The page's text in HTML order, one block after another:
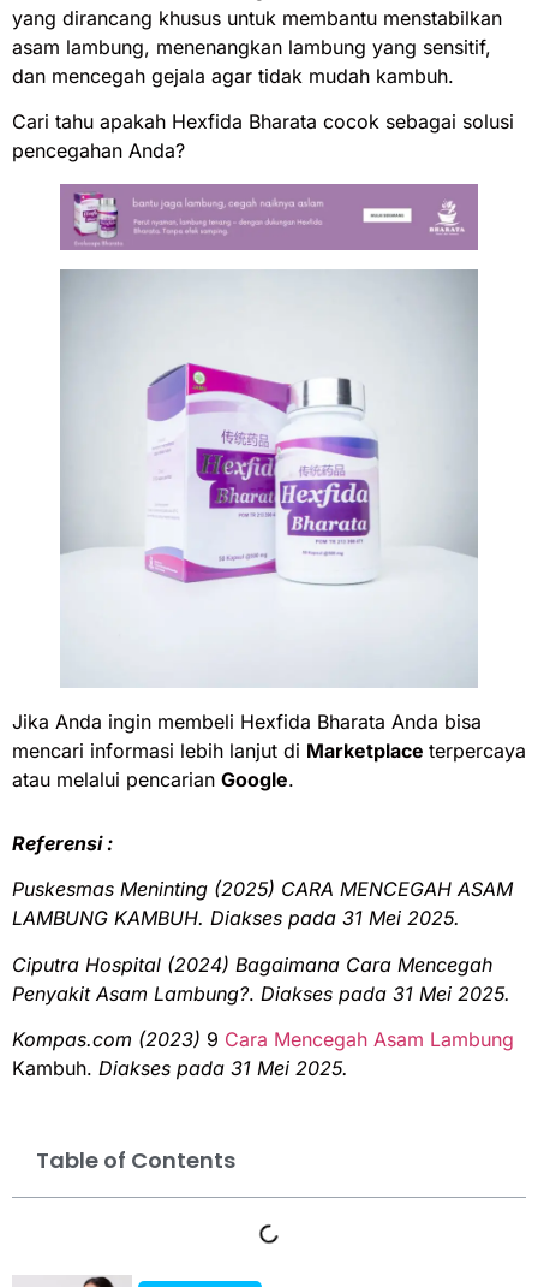
yang dirancang khusus untuk membantu menstabilkan
asam lambung, menenangkan lambung yang sensitif,
dan mencegah gejala agar tidak mudah kambuh.
Cari tahu apakah Hexfida Bharata cocok sebagai solusi
pencegahan Anda?
Jika Anda ingin membeli Hexfida Bharata Anda bisa
mencari informasi lebih lanjut di Marketplace terpercaya
atau melalui pencarian Google.
Referensi :
Puskesmas Meninting (2025) CARA MENCEGAH ASAM
LAMBUNG KAMBUH. Diakses pada 31 Mei 2025.
Ciputra Hospital (2024) Bagaimana Cara Mencegah
Penyakit Asam Lambung?. Diakses pada 31 Mei 2025.
Kompas.com (2023) 9 Cara Mencegah Asam Lambung
Kambuh. Diakses pada 31 Mei 2025.
Table of Contents